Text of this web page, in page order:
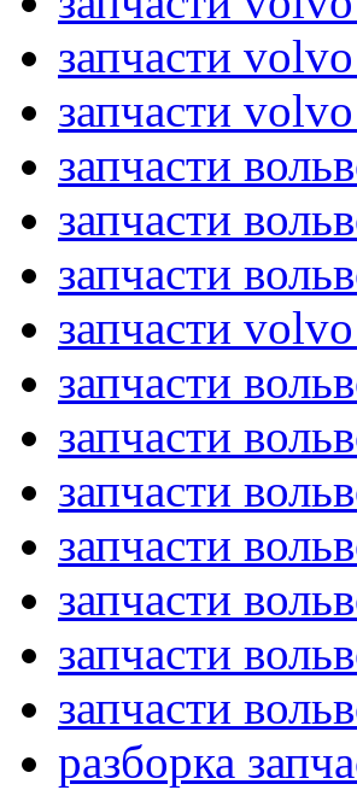
запчасти
запчасти
запчасти
запчасти
запчасти
запчасти
запчасти
запчасти
запчасти
запчасти
запчасти
запчасти
запчасти
разборка